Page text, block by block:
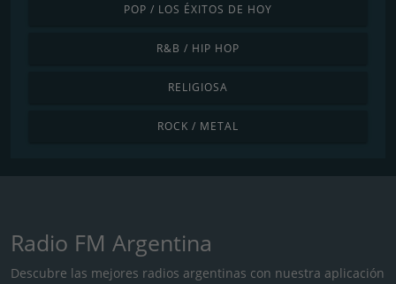
POP / LOS ÉXITOS DE HOY
R&B / HIP HOP
RELIGIOSA
ROCK / METAL
Radio FM Argentina
Descubre las mejores radios argentinas con nuestra aplicación